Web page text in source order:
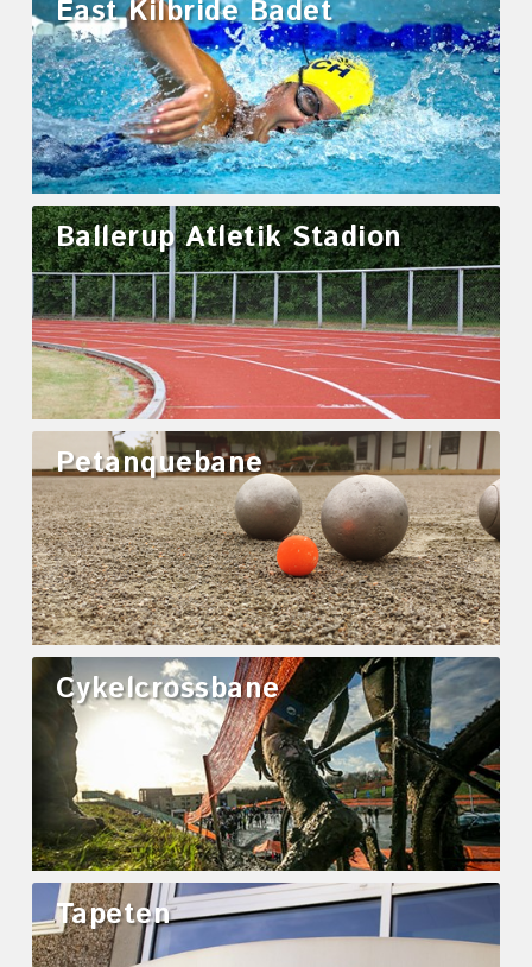
East Kilbride Badet
Ballerup Atletik Stadion
Petanquebane
Cykelcrossbane
Tapeten